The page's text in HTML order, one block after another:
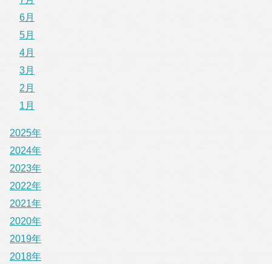
6月
5月
4月
3月
2月
1月
2025年
2024年
2023年
2022年
2021年
2020年
2019年
2018年